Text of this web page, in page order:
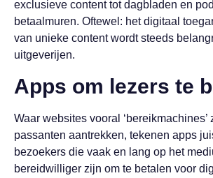
exclusieve content tot dagbladen en
betaalmuren. Oftewel: het digitaal
van unieke content wordt steeds
uitgeverijen.
Apps om lezers te
Waar websites vooral ‘bereikmachines’
passanten aantrekken, tekenen apps
bezoekers die vaak en lang op het
bereidwilliger zijn om te betalen voor